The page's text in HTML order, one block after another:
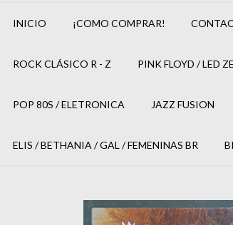
INICIO ¡COMO COMPRAR!
ROCK CLÁSICO R - Z PINK FLOYD / LED
POP 80S / ELETRONICA JAZZ FUSION
ELIS / BETHANIA / GAL / FEMENINAS BR